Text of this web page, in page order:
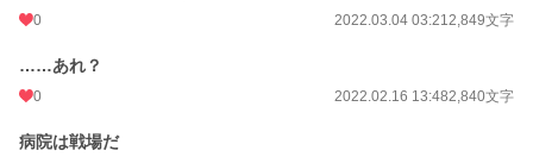
0 2022.03.04 03:212,849文字
……あれ？
0 2022.02.16 13:482,840文字
病院は戦場だ